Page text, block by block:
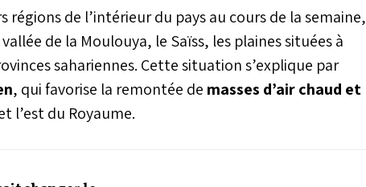
de l’intérieur du pays au cours de la semaine,
de la Moulouya, le Saïss, les plaines situées à
sahariennes. Cette situation s’explique par
, qui favorise la remontée de masses d’air chaud et
l’est du Royaume.